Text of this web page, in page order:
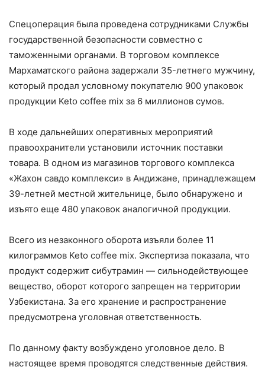
Спецоперация была проведена сотрудниками Службы
государственной безопасности совместно с
таможенными органами. В торговом комплексе
Мархаматского района задержали 35-летнего мужчину,
который продал условному покупателю 900 упаковок
продукции Keto coffee mix за 6 миллионов сумов.
В ходе дальнейших оперативных мероприятий
правоохранители установили источник поставки
товара. В одном из магазинов торгового комплекса
«Жахон савдо комплекси» в Андижане, принадлежащем
39-летней местной жительнице, было обнаружено и
изъято еще 480 упаковок аналогичной продукции.
Всего из незаконного оборота изъяли более 11
килограммов Keto coffee mix. Экспертиза показала, что
продукт содержит сибутрамин — сильнодействующее
вещество, оборот которого запрещен на территории
Узбекистана. За его хранение и распространение
предусмотрена уголовная ответственность.
По данному факту возбуждено уголовное дело. В
настоящее время проводятся следственные действия.